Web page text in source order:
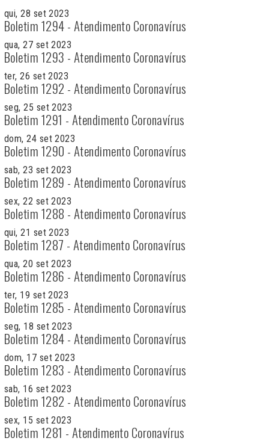
qui, 28 set 2023
Boletim 1294 - Atendimento Coronavírus
qua, 27 set 2023
Boletim 1293 - Atendimento Coronavírus
ter, 26 set 2023
Boletim 1292 - Atendimento Coronavírus
seg, 25 set 2023
Boletim 1291 - Atendimento Coronavírus
dom, 24 set 2023
Boletim 1290 - Atendimento Coronavírus
sab, 23 set 2023
Boletim 1289 - Atendimento Coronavírus
sex, 22 set 2023
Boletim 1288 - Atendimento Coronavírus
qui, 21 set 2023
Boletim 1287 - Atendimento Coronavírus
qua, 20 set 2023
Boletim 1286 - Atendimento Coronavírus
ter, 19 set 2023
Boletim 1285 - Atendimento Coronavírus
seg, 18 set 2023
Boletim 1284 - Atendimento Coronavírus
dom, 17 set 2023
Boletim 1283 - Atendimento Coronavírus
sab, 16 set 2023
Boletim 1282 - Atendimento Coronavírus
sex, 15 set 2023
Boletim 1281 - Atendimento Coronavírus